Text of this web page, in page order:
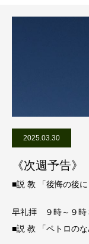
2025.03.30
《次週予告
■説 教 「後悔の後
早礼拝 ９時～９時
■説 教 「ペトロの